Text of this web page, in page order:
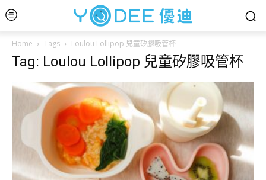
Home Tags Loulou Lollipop 兒童矽膠吸管杯
Tag: Loulou Lollipop 兒童矽膠吸管杯